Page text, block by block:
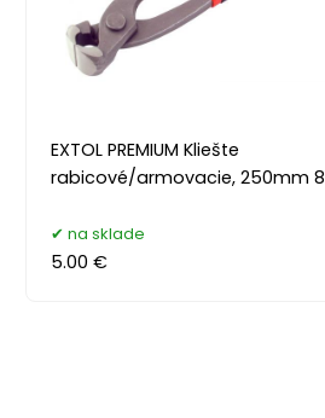
EXTOL PREMIUM Kliešte
rabicové/armovacie, 250mm
na sklade
5.00 €